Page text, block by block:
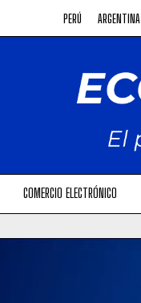
PERÚ ARGENTINA
COMERCIO ELECTRÓNICO